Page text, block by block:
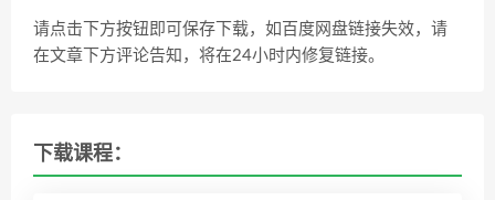
请点击下方按钮即可保存下载，如百度网盘链接失效，请
在文章下方评论告知，将在24小时内修复链接。
下载课程：